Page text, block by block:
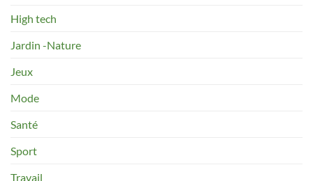
High tech
Jardin -Nature
Jeux
Mode
Santé
Sport
Travail